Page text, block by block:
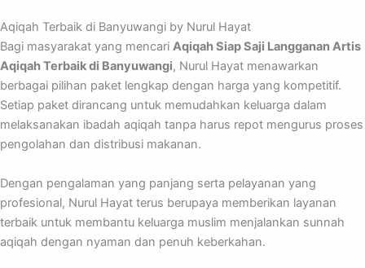
Aqiqah Terbaik di Banyuwangi by Nurul Hayat
Bagi masyarakat yang mencari Aqiqah Siap Saji Langganan Artis
Aqiqah Terbaik di Banyuwangi, Nurul Hayat menawarkan
berbagai pilihan paket lengkap dengan harga yang kompetitif.
Setiap paket dirancang untuk memudahkan keluarga dalam
melaksanakan ibadah aqiqah tanpa harus repot mengurus proses
pengolahan dan distribusi makanan.
Dengan pengalaman yang panjang serta pelayanan yang
profesional, Nurul Hayat terus berupaya memberikan layanan
terbaik untuk membantu keluarga muslim menjalankan sunnah
aqiqah dengan nyaman dan penuh keberkahan.